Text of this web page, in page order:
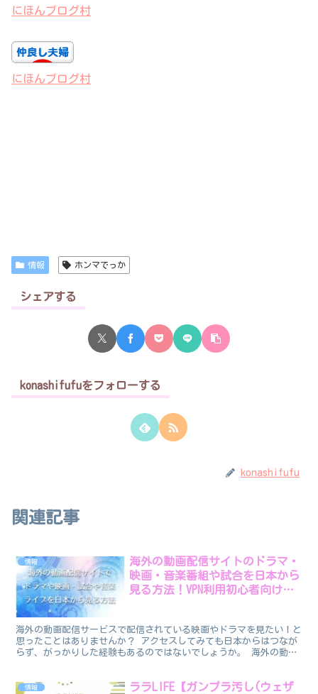
にほんブログ村
にほんブログ村
情報 ホンマでっか
シェアする
konashifufuをフォローする
konashifufu
関連記事
情報
海外の動画配信サイトのドラマ・
映画・音楽番組や試合を日本から
見る方法！VPN利用初心者向け解
海外の動画配信サービスで配信されている映画やドラマを見たい！と
思ったことはありませんか？ アクセスしてみても日本からはつなが
らず、がっかりした経験もあるのではないでしょうか。 海外の動画
情報
ララLIFE【ガンプラ汚し(ウェザ